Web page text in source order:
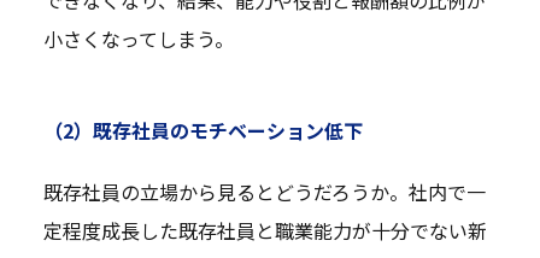
小さくなってしまう。
（2）既存社員のモチベーション低下
既存社員の立場から見るとどうだろうか。社内で一
定程度成長した既存社員と職業能力が十分でない新